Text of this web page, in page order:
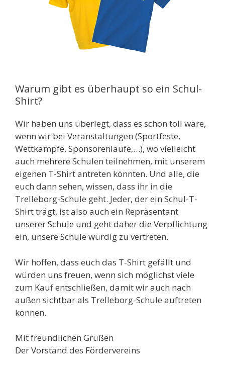
Warum gibt es überhaupt so ein Schul-
Shirt?
Wir haben uns überlegt, dass es schon toll wäre,
wenn wir bei Veranstaltungen (Sportfeste,
Wettkämpfe, Sponsorenläufe,…), wo vielleicht
auch mehrere Schulen teilnehmen, mit unserem
eigenen T-Shirt antreten könnten. Und alle, die
euch dann sehen, wissen, dass ihr in die
Trelleborg-Schule geht. Jeder, der ein Schul-T-
Shirt trägt, ist also auch ein Repräsentant
unserer Schule und geht daher die Verpflichtung
ein, unsere Schule würdig zu vertreten.
Wir hoffen, dass euch das T-Shirt gefällt und
würden uns freuen, wenn sich möglichst viele
zum Kauf entschließen, damit wir auch nach
außen sichtbar als Trelleborg-Schule auftreten
können.
Mit freundlichen Grüßen
Der Vorstand des Fördervereins